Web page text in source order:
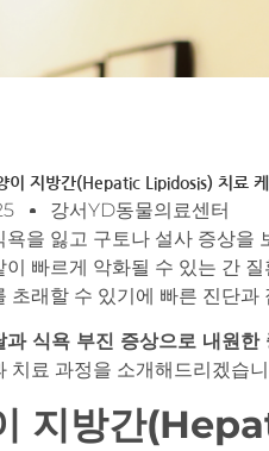
이 지방간(Hepatic Lipidosis) 치료
강서YD동물의료센터
욕을 잃고 구토나 설사 증상을
이 빠르게 악화될 수 있는 간
초래할 수 있기에 빠른 진단과
과 식욕 부진 증상으로 내원
치료 과정을 소개해드리겠습
지방간